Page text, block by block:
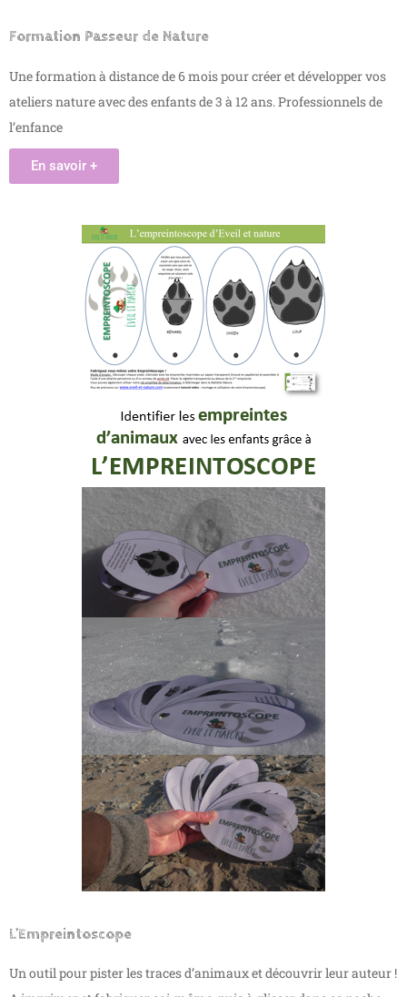
Formation Passeur de Nature
Une formation à distance de 6 mois pour créer et développer vos
ateliers nature avec des enfants de 3 à 12 ans. Professionnels de
l’enfance
En savoir +
L’Empreintoscope
Un outil pour pister les traces d’animaux et découvrir leur auteur !